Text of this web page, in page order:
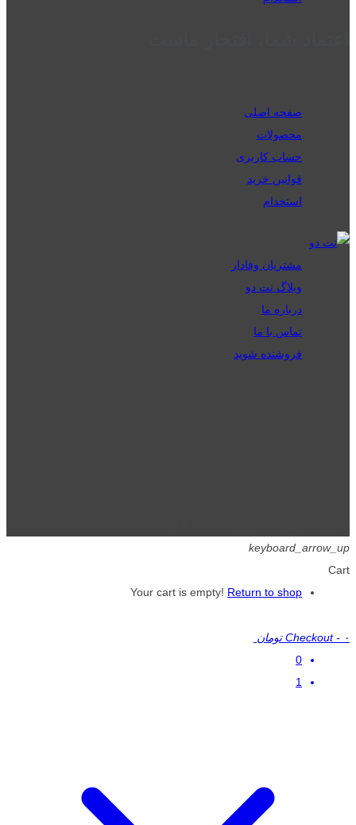
صفحه اصلی
محصولات
حساب کاربری
قوانین خرید
استخدام
مشتریان وفادار
وبلاگ نت دو
درباره ما
تماس با ما
فروشنده شوید
keyboard_arrow_up
Cart
Your cart is empty! Return to shop
Checkout - ۰ تومان
0
1